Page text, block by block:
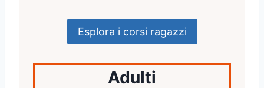
Esplora i corsi ragazzi
Adulti